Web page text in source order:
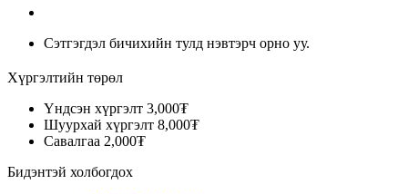
Сэтгэгдэл бичихийн тулд нэвтэрч орно уу.
Хүргэлтийн төрөл
Үндсэн хүргэлт 3,000₮
Шуурхай хүргэлт 8,000₮
Савалгаа 2,000₮
Бидэнтэй холбогдох